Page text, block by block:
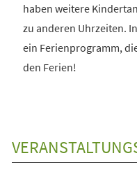
haben weitere
zu anderen Uhrzeiten.
ein Ferienprogramm,
den Ferien!